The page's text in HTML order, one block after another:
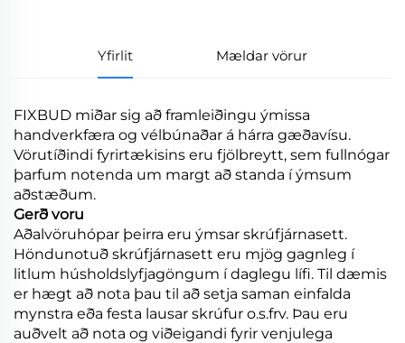
Yfirlit Mældar vörur
FIXBUD miðar sig að framleiðingu ýmissa
handverkfæra og vélbúnaðar á hárra gæðavísu.
Vörutíðindi fyrirtækisins eru fjölbreytt, sem fullnógar
þarfum notenda um margt að standa í ýmsum
aðstæðum.
Gerð voru
Aðalvöruhópar þeirra eru ýmsar skrúfjárnasett.
Höndunotuð skrúfjárnasett eru mjög gagnleg í
litlum húsholdslyfjagöngum í daglegu lífi. Til dæmis
er hægt að nota þau til að setja saman einfalda
mynstra eða festa lausar skrúfur o.s.frv. Þau eru
auðvelt að nota og viðeigandi fyrir venjulega